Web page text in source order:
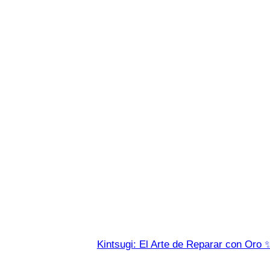
Kintsugi: El Arte de Reparar con Oro